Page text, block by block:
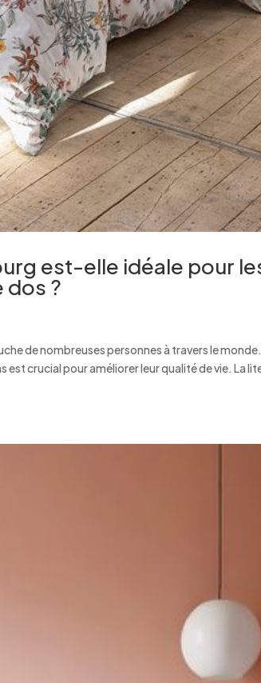
est-elle idéale pour
dos ?
de nombreuses personnes à travers le
crucial pour améliorer leur qualité de vie. La